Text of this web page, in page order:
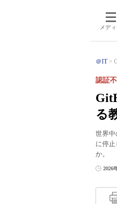
メデ
＠IT
る
認証
世界中
に停
か。
2026